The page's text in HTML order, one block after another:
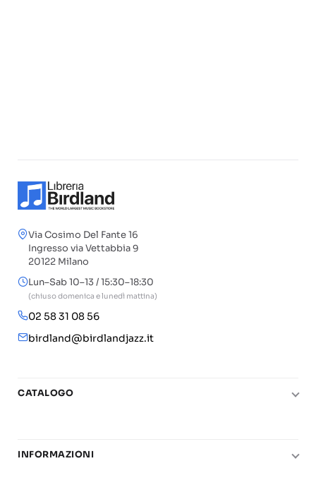
Via Cosimo Del Fante 16
Ingresso via Vettabbia 9
20122 Milano
Lun–Sab 10–13 / 15:30–18:30
(chiuso domenica e lunedì mattina)
02 58 31 08 56
birdland@birdlandjazz.it
CATALOGO
Chitarra
INFORMAZIONI